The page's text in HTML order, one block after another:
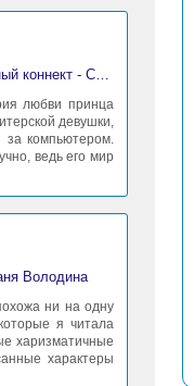
2:5030/Эльф. Нежданный коннект - Станислав Миков
любви принца
девушки,
за компьютером.
ведь его мир
Володина
ни на одну
я читала
харизматичные
характеры